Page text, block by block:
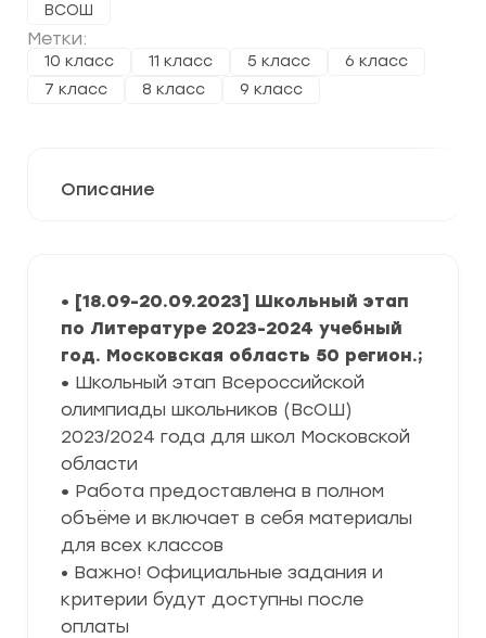
ВСОШ
Метки:
10 класс 11 класс 5 класс
6 класс
7 класс
8 класс 9 класс
Описание
• [18.09-20.09.2023] Школьный этап
по Литературе 2023-2024 учебный
год. Московская область 50 регион.;
• Школьный этап Всероссийской
олимпиады школьников (ВсОШ)
2023/2024 года для школ Московской
области
• Работа предоставлена в полном
объёме и включает в себя материалы
для всех классов
• Важно! Официальные задания и
критерии будут доступны после
оплаты